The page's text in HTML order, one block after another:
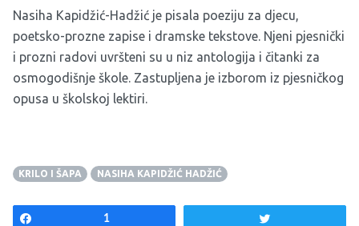
Nasiha Kapidžić-Hadžić je pisala poeziju za djecu,
poetsko-prozne zapise i dramske tekstove. Njeni pjesnički
i prozni radovi uvršteni su u niz antologija i čitanki za
osmogodišnje škole. Zastupljena je izborom iz pjesničkog
opusa u školskoj lektiri.
KRILO I ŠAPA NASIHA KAPIDŽIĆ HADŽIĆ
1